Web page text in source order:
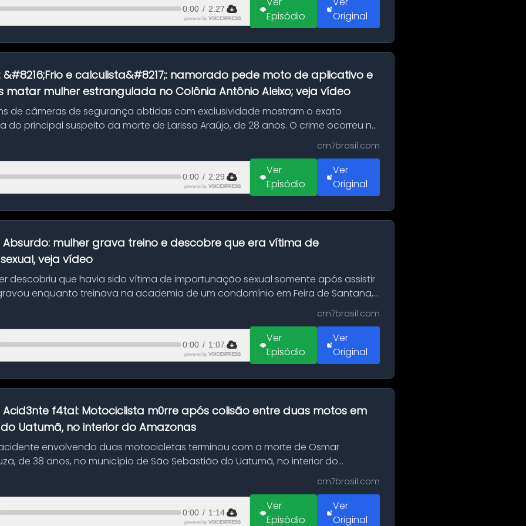
0:00 / 2:27
powered by VOICEXPRESS
Episódio
Original
&#8216;Frio e calculista&#8217;: namorado pede moto de aplicativo e
mulher estrangulada no Colônia Antônio Aleixo; veja vídeo
de câmeras de segurança obtidas com exclusividade mostram o exato
principal suspeito da morte de Larissa Araújo, de 28 anos. O crime ocorreu na
cm7brasil.com
0:00 / 2:29
powered by VOICEXPRESS
Ver
Episódio
Ver
Original
Absurdo: mulher grava treino e descobre que era vítima de
veja vídeo
descobriu que havia sido vítima de importunação sexual somente após assistir
enquanto treinava na academia de um condomínio em Feira de Santana,
cm7brasil.com
0:00 / 1:07
powered by VOICEXPRESS
Ver
Episódio
Ver
Original
Acid3nte f4tal: Motociclista m0rre após colisão entre duas motos em
Uatumã, no interior do Amazonas
envolvendo duas motocicletas terminou com a morte de Osmar
de 38 anos, no município de São Sebastião do Uatumã, no interior do
cm7brasil.com
0:00 / 1:14
powered by VOICEXPRESS
Ver
Episódio
Ver
Original